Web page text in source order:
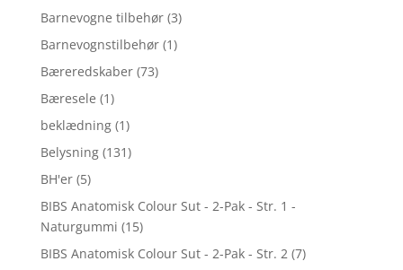
Barnevogne tilbehør (3)
Barnevognstilbehør (1)
Bæreredskaber (73)
Bæresele (1)
beklædning (1)
Belysning (131)
BH'er (5)
BIBS Anatomisk Colour Sut - 2-Pak - Str. 1 -
Naturgummi (15)
BIBS Anatomisk Colour Sut - 2-Pak - Str. 2 (7)